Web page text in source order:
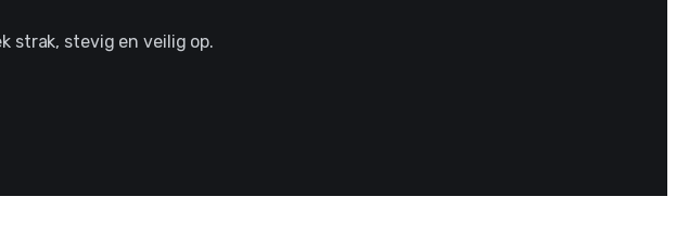
strak, stevig en veilig op.